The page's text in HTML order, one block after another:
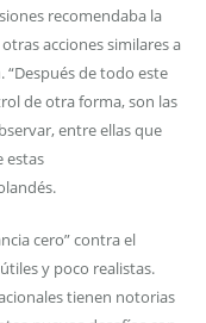
recomendaba la
acciones similares a
de todo este
de otra forma, son las
entre ellas que
estas
cero” contra el
y poco realistas.
tienen notorias